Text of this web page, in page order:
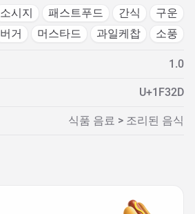
소시지 패스트푸드 간식
구운
버거
머스타드 과일케찹 소풍
1.0
U+1F32D
식품 음료 > 조리된 음식